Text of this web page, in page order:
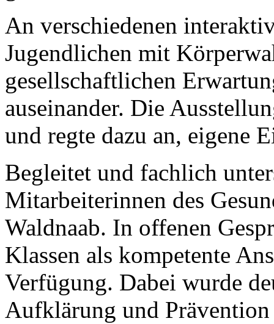
An verschiedenen
Jugendlichen mit
gesellschaftlichen
auseinander. Die
und regte dazu an, eigene
Begleitet und fachlich
Mitarbeiterinnen des
Waldnaab. In offenen
Klassen als kompetente
Verfügung. Dabei wurde
Aufklärung und